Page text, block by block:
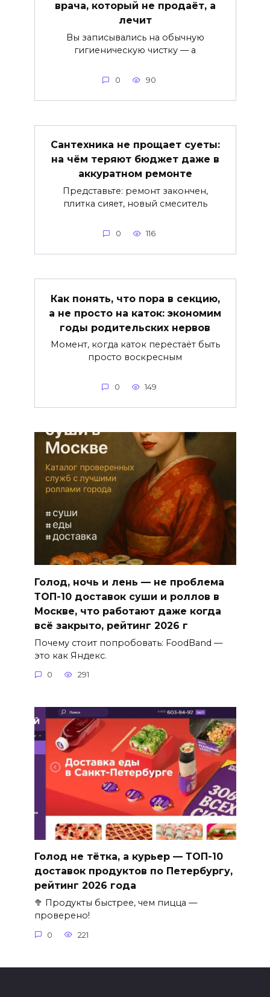
врача, который не продаёт, а
лечит
Вы записывались на обычную
гигиеническую чистку — а
0 90
Сантехника не прощает суеты:
на чём теряют бюджет даже в
аккуратном ремонте
Представьте: ремонт закончен,
плитка сияет, новый смеситель
0 116
Как понять, что пора в секцию,
а не просто на каток: экономим
годы родительских нервов
Момент, когда каток перестаёт быть
просто воскресным
0 149
Голод, ночь и лень — не проблема
ТОП-10 доставок суши и роллов в
Москве, что работают даже когда
всё закрыто, рейтинг 2026 г
Почему стоит попробовать: FoodBand —
это как Яндекс.
0 291
Голод не тётка, а курьер — ТОП-10
доставок продуктов по Петербургу,
рейтинг 2026 года
🥦 Продукты быстрее, чем пицца —
проверено!
0 221